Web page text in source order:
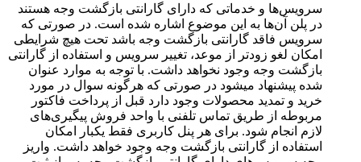
سرویس‌ها و خدماتی که دارای گارانتی بازگشت وجه هستند
در پلن آن‌ها به این موضوع اشاره شده است. در صورتی که
سرویس فاقد گارانتی بازگشت وجه باشد تحت هیچ شرایطی
امکان لغو زودتر از موعد، تغییر سرویس و استفاده از گارانتی
بازگشت وجه وجود نخواهد داشت. با توجه به موارد عنوان
شده پیشنهاد میشود در صورتی که هرگونه سوال در مورد
خرید و تمدید محصولات وجود دارد قبل از پرداخت فاکتور
مربوطه از طریق تماس تلفنی با واحد فروش پیگیری‌های
لازم انجام شود. برای هر پنل کاربری فقط یکبار امکان
استفاده از گارانتی بازگشت وجه وجود خواهد داشت. واریز